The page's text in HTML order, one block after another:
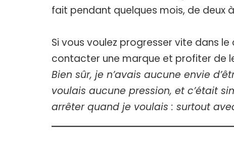
fait pendant quelques mois, de deux
Si vous voulez progresser vite dans
contacter une marque et profiter de
Bien sûr, je n’avais aucune envie
voulais aucune pression, et c’était
arrêter quand je voulais : surtout